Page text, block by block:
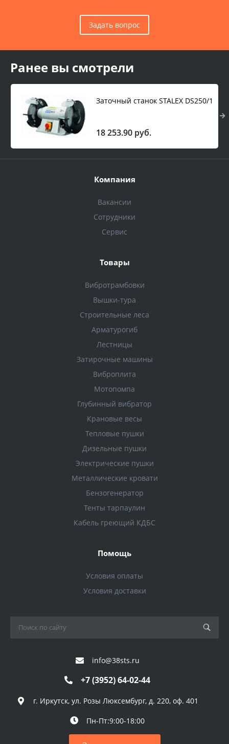
Задать вопрос
Ранее вы смотрели
Заточный станок STALEX DS250/1
18 253.90 руб.
Компания
Вакансии
Сотрудники
Сервис
Товары
Вибротрамбовки
Вышки-тура
Строительные леса
Арматурогиб
Лестницы
Затирочные машины
Виброплита
Мотопомпа
Глубинный вибратор
Крановые весы
Тепловые пушки
Дизельные пушки
Электрические пушки
Металлические кровати
Бензогенератор
Тенты тарпаулин
Кабель греющий КДБС
Помощь
Условия оплаты
Условия доставки
info@38sts.ru
+7 (3952) 64-02-44
г. Иркутск, ул. Розы Люксембург, д. 220, оф. 401
Пн-Пт:9:00-18:00